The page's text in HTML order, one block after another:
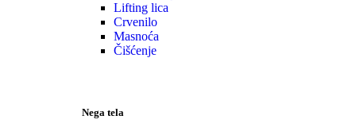
Lifting lica
Crvenilo
Masnoća
Čišćenje
Nega tela